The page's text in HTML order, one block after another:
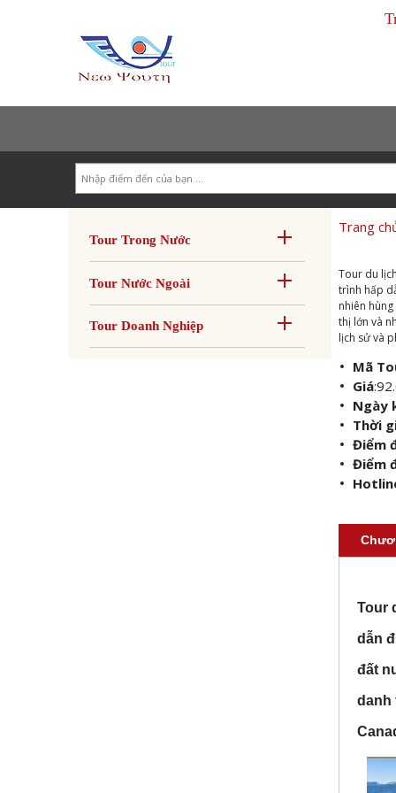
Search
Tour Trong Nước
Tour Nước Ngoài
Tour Doanh Nghiệp
Trang
Tour du
trình hấp
nhiên
thị lớn và
lịch sử và
Mã
Giá:
Ngày
Thời
Điểm
Điểm
Tour
dẫn
đất
danh